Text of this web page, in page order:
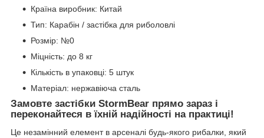
Країна виробник: Китай
Тип: Карабін / застібка для риболовлі
Розмір: №0
Міцність: до 8 кг
Кількість в упаковці: 5 штук
Матеріал: нержавіюча сталь
Замовте застібки StormBear прямо зараз і
переконайтеся в їхній надійності на практиці!
Це незамінний елемент в арсеналі будь-якого рибалки, який